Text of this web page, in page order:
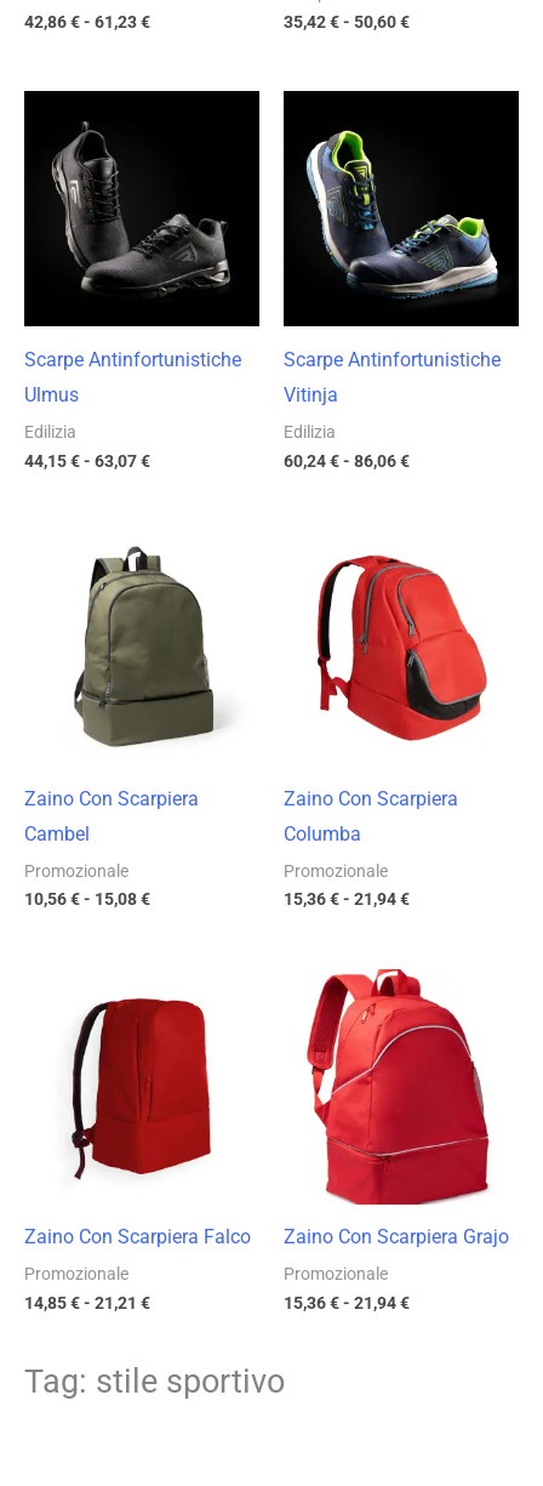
42,86€- 61,23€ 35,42€- 50,60€
Scarpe Antinfortunistiche
Ulmus
Edilizia
44,15€- 63,07€
63,07 €
Scarpe Antinfortunistiche
Vitinja
Edilizia
60,24€- 86,06€
86,06 €
Zaino Con Scarpiera
Cambel
Promozionale
10,56€- 15,08€
di
prezzo:
10,56 €
15,08 €
Zaino Con Scarpiera
Columba
Promozionale
15,36€- 21,94€
di
prezzo:
da
15,36 €
a
21,94 €
Zaino Con Scarpiera Falco
Promozionale
14,85€- 21,21 €
di
prezzo:
a
21,21 €
Zaino Con Scarpiera Grajo
Promozionale
15,36€- 21,94€
Fascia
di
prezzo:
Tag: stile sportivo